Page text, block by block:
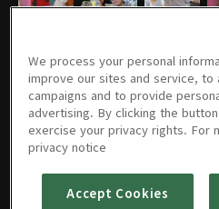
19회
09/02/2017 • 1시간 15분
20회 21회
We process your personal
improve our sites and service, to
campaigns and to provide
advertising. By clicking the
exercise your privacy rights. For
privacy notice
Accept Cookies